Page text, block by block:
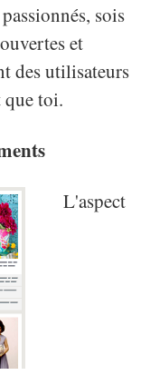
sois
et
des utilisateurs
que toi.
L'aspect